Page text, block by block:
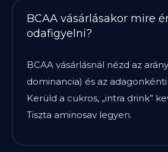
BCAA vásárlásakor mire
odafigyelni?
BCAA vásárlásnál nézd az
dominancia) és az
Kerüld a cukros, „intra drink”
Tiszta aminosav legyen.